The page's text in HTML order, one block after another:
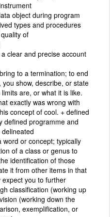
object during program
types and procedures
of
clear and precise account
to a termination; to end
show, describe, or state
are, or what it is like.
exactly was wrong with
concept of cool. + defined
defined programme and
or concept; typically
of a class or genus to
identification of those
it from other items in that
you to further
classification (working up
(working down the
exemplification, or